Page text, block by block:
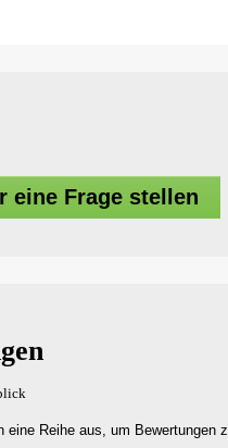
eine Frage stellen